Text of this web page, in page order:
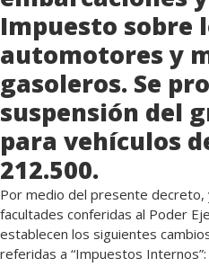
Impuesto sobre
automotores y
gasoleros. Se
suspensión del
para vehículos
212.500.
Por medio del presente decreto,
facultades conferidas al Poder
establecen los siguientes
referidas a “Impuestos Internos”: